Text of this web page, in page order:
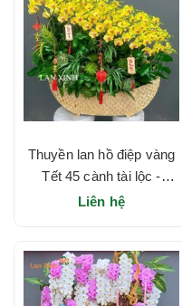
Thuyền lan hồ điệp vàng
Tết 45 cành tài lộc -
HD635
Liên hệ